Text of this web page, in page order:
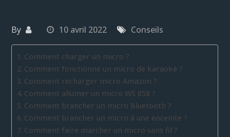
By 10 avril 2022 Conseils
Comment charger un micro ?
Comment fonctionne un micro de karaoké ?
Comment recharger micro Amazon ?
Comment allumer un micro WS 858 ?
Comment brancher un micro Bluetooth ?
Comment brancher un micro à une enceinte ?
Comment faire marcher un micro sans fil ?